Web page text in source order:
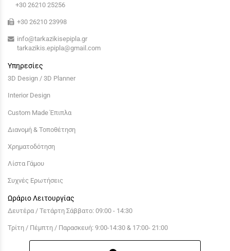
+30 26210 25256
+30 26210 23998
info@tarkazikisepipla.gr
tarkazikis.epipla@gmail.com
Υπηρεσίες
3D Design / 3D Planner
Interior Design
Custom Made Έπιπλα
Διανομή & Τοποθέτηση
Χρηματοδότηση
Λίστα Γάμου
Συχνές Ερωτήσεις
Ωράριο Λειτουργίας
Δευτέρα / Τετάρτη Σάββατο: 09:00 - 14:30
Τρίτη / Πέμπτη / Παρασκευή: 9:00-14:30 & 17:00- 21:00